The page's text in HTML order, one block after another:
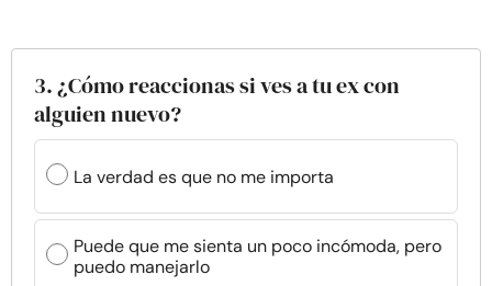
3. ¿Cómo reaccionas si ves a tu ex con
alguien nuevo?
La verdad es que no me importa
Puede que me sienta un poco incómoda, pero
puedo manejarlo